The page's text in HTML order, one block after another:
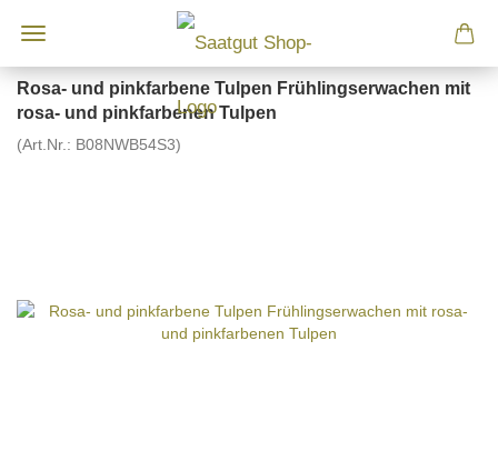
Rosa- und pinkfarbene Tulpen Frühlingserwachen mit
rosa- und pinkfarbenen Tulpen
(Art.Nr.: B08NWB54S3)